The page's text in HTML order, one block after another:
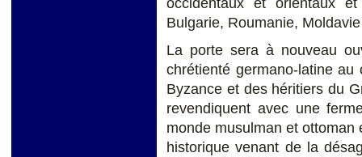
Bulgarie, Roumanie,
La porte sera à nouveau
chrétienté germano-latine
Byzance et des héritiers du
revendiquent avec une
monde musulman et
historique venant de la